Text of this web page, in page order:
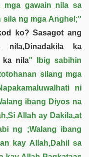
mga gawain nila sa
ng mga Anghel;"
ko? Sasagot ang
nila,Dinadakila ka
ka nila" Ibig sabihin
silang mga
ni
ibang Diyos na
Allah ay Dakila,at
ng ;Walang ibang
kay Allah,Dahil sa